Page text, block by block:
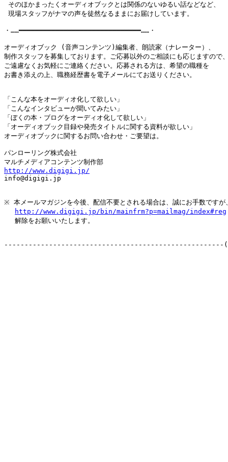
そのほかまったくオーディオブックとは関係のないゆるい話などなど、
現場スタッフがナマの声を徒然なるままにお届けしています。
・……━━━━━━━━━━━━━━━━━━━━━━━━━━━━━━……・
オーディオブック (音声コンテンツ)編集者、朗読家（ナレーター）、
制作スタッフを募集しております。ご応募以外のご相談にも応じますので
ご遠慮なくお気軽にご連絡ください。応募される方は、希望の職種を
お書き添えの上、職務経歴書を電子メールにてお送りください。
「こんな本をオーディオ化して欲しい」
「こんなインタビューが聞いてみたい」
「ぼくの本・ブログをオーディオ化して欲しい」
「オーディオブック目録や発売タイトルに関する資料が欲しい」
オーディオブックに関するお問い合わせ・ご要望は。
パンローリング株式会社
http://www.digigi.jp/
info@digigi.jp
※ 本メールマガジンを今後、配信不要とされる場合は、誠にお手数ですが
http://www.digigi.jp/bin/mainfrm?p=mailmag/index#reg
解除をお願いいたします。
------------------------------------------------------(C)